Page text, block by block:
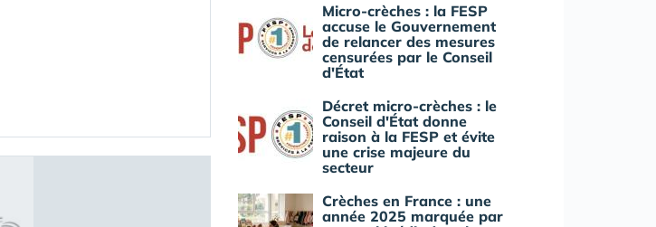
Micro-crèches : la FESP
accuse le Gouvernement
de relancer des mesures
censurées par le Conseil
d'État
Décret micro-crèches : le
Conseil d'État donne
raison à la FESP et évite
une crise majeure du
secteur
Crèches en France : une
année 2025 marquée par